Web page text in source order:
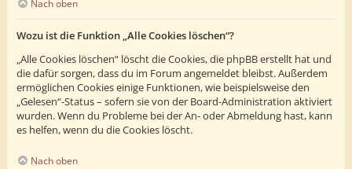
Nach oben
Wozu ist die Funktion „Alle Cookies löschen“?
„Alle Cookies löschen“ löscht die Cookies, die phpBB erstellt hat und
die dafür sorgen, dass du im Forum angemeldet bleibst. Außerdem
ermöglichen Cookies einige Funktionen, wie beispielsweise den
„Gelesen“-Status – sofern sie von der Board-Administration aktiviert
wurden. Wenn du Probleme bei der An- oder Abmeldung hast, kann
es helfen, wenn du die Cookies löscht.
Nach oben